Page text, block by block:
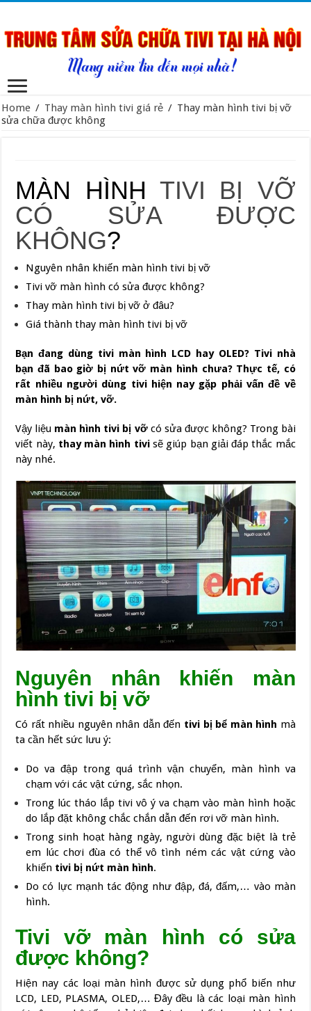
Home / Thay màn hình tivi giá rẻ / Thay màn hình tivi bị vỡ
sửa chữa được không
MÀN HÌNH TIVI BỊ VỠ
CÓ SỬA ĐƯỢC
KHÔNG?
Nguyên nhân khiến màn hình tivi bị vỡ
Tivi vỡ màn hình có sửa được không?
Thay màn hình tivi bị vỡ ở đâu?
Giá thành thay màn hình tivi bị vỡ
Bạn đang dùng tivi màn hình LCD hay OLED? Tivi nhà
bạn đã bao giờ bị nứt vỡ màn hình chưa? Thực tế, có
rất nhiều người dùng tivi hiện nay gặp phải vấn đề về
màn hình bị nứt, vỡ.
Vậy liệu màn hình tivi bị vỡcó sửa được không? Trong bài
viết này, thay màn hình tivisẽ giúp bạn giải đáp thắc mắc
này nhé.
Nguyên nhân khiến màn
hình tivi bị vỡ
Có rất nhiều nguyên nhân dẫn đến tivi bị bể màn hình mà
ta cần hết sức lưu ý:
Do va đập trong quá trình vận chuyển, màn hình va
chạm với các vật cứng, sắc nhọn.
Trong lúc tháo lắp tivi vô ý va chạm vào màn hình hoặc
do lắp đặt không chắc chắn dẫn đến rơi vỡ màn hình.
Trong sinh hoạt hàng ngày, người dùng đặc biệt là trẻ
em lúc chơi đùa có thể vô tình ném các vật cứng vào
khiến tivi bị nứt màn hình.
Do có lực mạnh tác động như đập, đá, đấm,… vào màn
hình.
Tivi vỡ màn hình có sửa
được không?
Hiện nay các loại màn hình được sử dụng phổ biến như
LCD, LED, PLASMA, OLED,… Đây đều là các loại màn hình